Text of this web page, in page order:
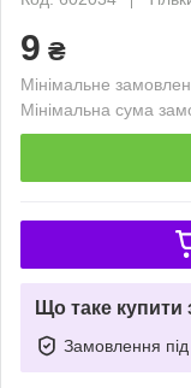
9 ₴
Мінімальне
Мінімальна сума
Що таке купити
Замовлення